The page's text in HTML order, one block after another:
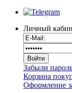
Личный
Забыли
Корзина
Оформление